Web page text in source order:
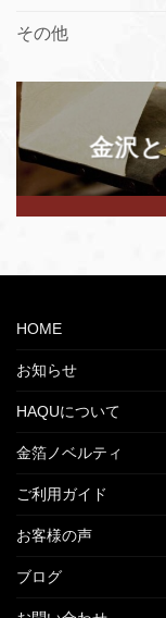
その他
金沢
HOME
お知らせ
HAQUについて
金箔ノベルティ
ご利用ガイド
お客様の声
ブログ